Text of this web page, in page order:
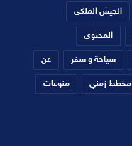
الجيش الملكي
المحتوى
سياحة و سفر عن
مخطط زمني منوعات